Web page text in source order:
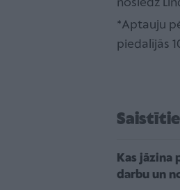
noslēdz
*Aptauju
piedalījās
Kas jāzina
darbu un